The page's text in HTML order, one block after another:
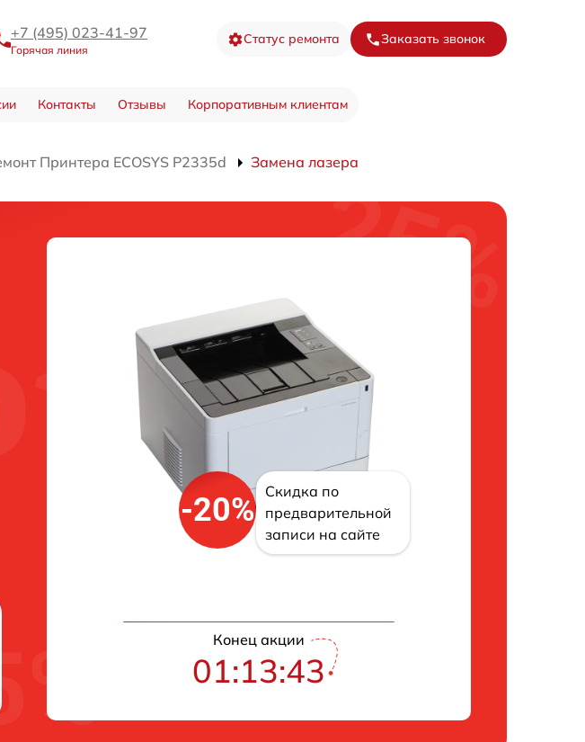
+7 (495) 023-41-97
Горячая линия
Статус ремонта Заказать звонок
Контакты Отзывы Корпоративным клиентам
Принтера ECOSYS P2335d Замена лазера
-20%
Скидка по
предварительной
записи на сайте
Конец акции
01:13:42